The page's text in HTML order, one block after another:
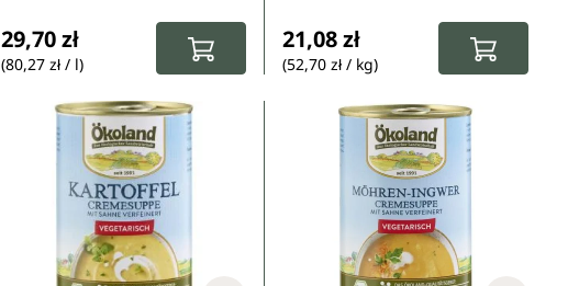
29,70 zł
(80,27 zł / l)
21,08 zł
(52,70 zł / kg)